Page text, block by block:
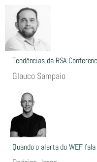
Tendências da RSA
Glauco Sampaio
Quando o alerta do WEF